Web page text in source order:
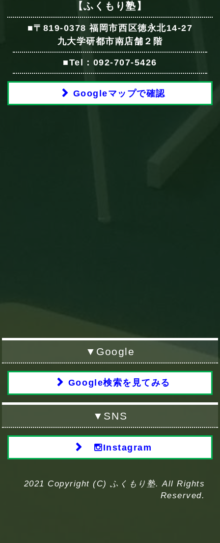
【ふくもり塾】
■〒819-0378 福岡市西区徳永北14-27
九大学研都市南店舗２階
■Tel：092-707-5426
Googleマップで確認
▼Google
Google検索を見てみる
▼SNS
Instagram
2021 Copyright (C) ふくもり塾. All Rights
Reserved.